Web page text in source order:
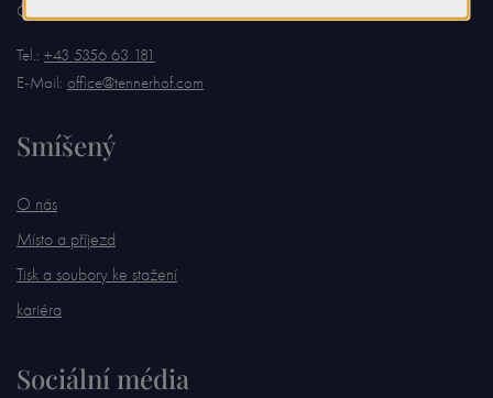
Österreich
Tel.: +43 5356 63 181
E-Mail: office@tennerhof.com
Smíšený
O nás
Místo a příjezd
Tisk a soubory ke stažení
kariéra
Sociální média